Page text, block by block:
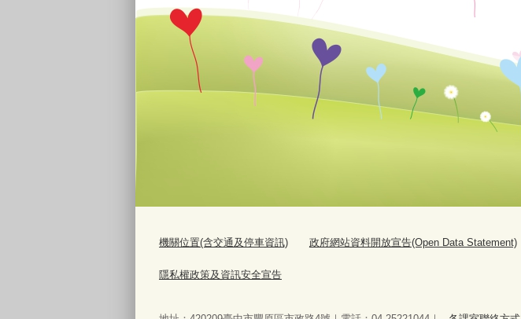
機關位置(含交通及停車資訊) 政府網站資料開放宣告(Open Data Statement)
隱私權政策及資訊安全宣告